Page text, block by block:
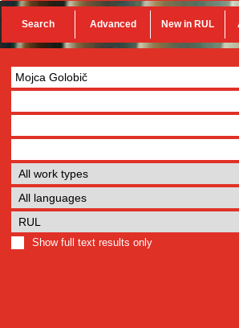
Search Advanced New in RUL
Show full text results only